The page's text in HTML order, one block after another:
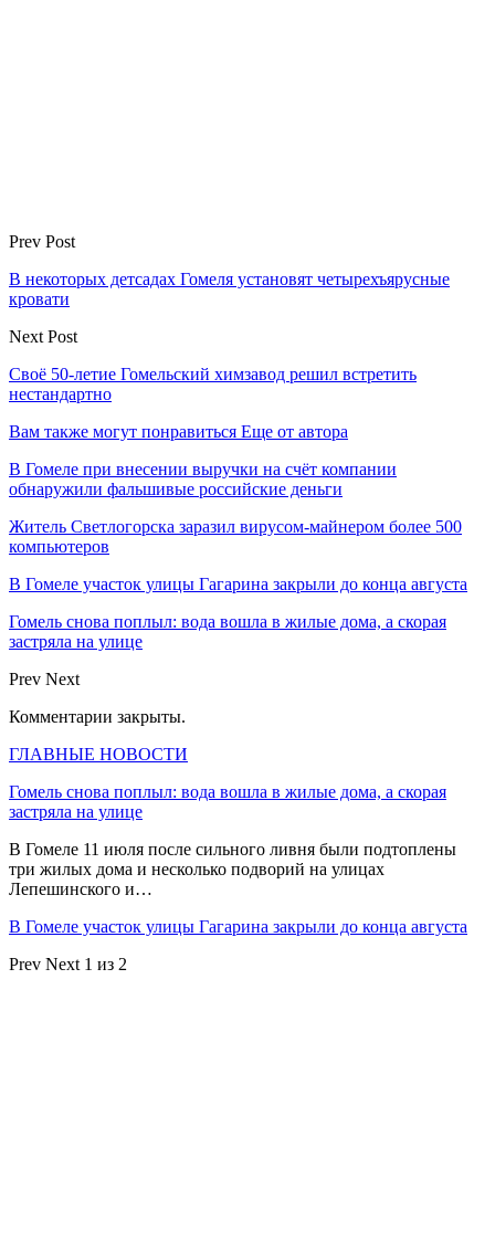
Prev Post
В некоторых детсадах Гомеля установят четырехъярусные
кровати
Next Post
Своё 50-летие Гомельский химзавод решил встретить
нестандартно
Вам также могут понравиться Еще от автора
В Гомеле при внесении выручки на счёт компании
обнаружили фальшивые российские деньги
Житель Светлогорска заразил вирусом-майнером более 500
компьютеров
В Гомеле участок улицы Гагарина закрыли до конца августа
Гомель снова поплыл: вода вошла в жилые дома, а скорая
застряла на улице
Prev Next
Комментарии закрыты.
ГЛАВНЫЕ НОВОСТИ
Гомель снова поплыл: вода вошла в жилые дома, а скорая
застряла на улице
В Гомеле 11 июля после сильного ливня были подтоплены
три жилых дома и несколько подворий на улицах
Лепешинского и…
В Гомеле участок улицы Гагарина закрыли до конца августа
Prev Next 1 из 2